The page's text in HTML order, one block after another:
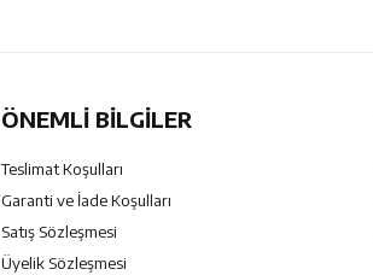
ÖNEMLI BILGILER
Teslimat Koşulları
Garanti ve İade Koşulları
Satış Sözleşmesi
Üyelik Sözleşmesi